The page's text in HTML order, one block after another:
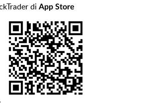
di App Store
.